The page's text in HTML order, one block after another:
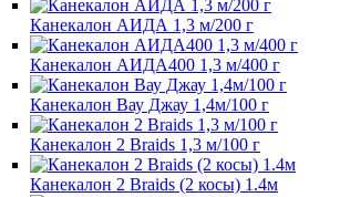
Канекалон АИДА 1,3 м/200 г
Канекалон АИДА400 1,3 м/400 г
Канекалон Вау Джау 1,4м/100 г
Канекалон 2 Braids 1,3 м/100 г
Канекалон 2 Braids (2 косы) 1.4м